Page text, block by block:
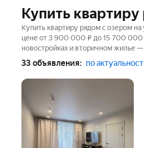
Купить
Купить квартиру рядом с озером
цене от 3 900 000 ₽ до 15 700 000
новостройках и вторичном жилье
33 объявления: по